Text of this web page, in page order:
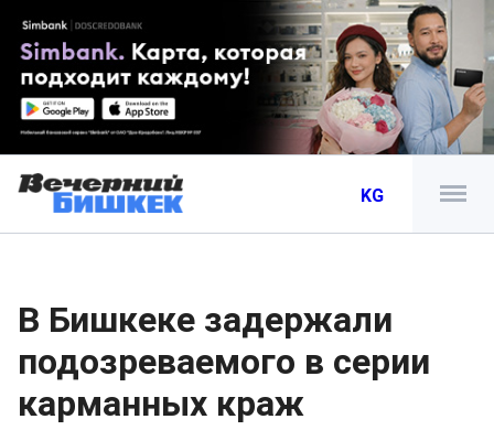
KG
В Бишкеке задержали
подозреваемого в серии
карманных краж